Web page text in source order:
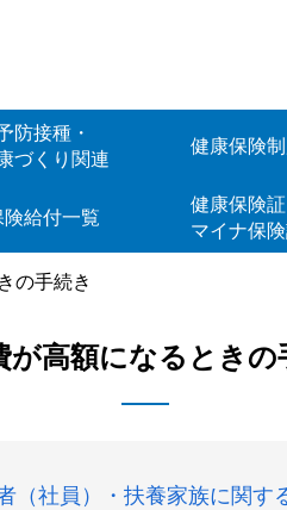
防接種・
づくり関連
健康保険
険給付一覧
健康保険証
マイナ保
の手続き
が高額になるときの
（社員）・扶養家族に関す